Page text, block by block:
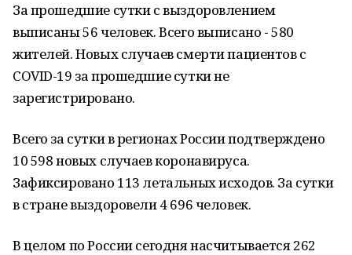
За прошедшие сутки с выздоровлением
выписаны 56 человек. Всего выписано - 580
жителей. Новых случаев смерти пациентов с
COVID-19 за прошедшие сутки не
зарегистрировано.
Всего за сутки в регионах России подтверждено
10 598 новых случаев коронавируса.
Зафиксировано 113 летальных исходов. За сутки
в стране выздоровели 4 696 человек.
В целом по России сегодня насчитывается 262